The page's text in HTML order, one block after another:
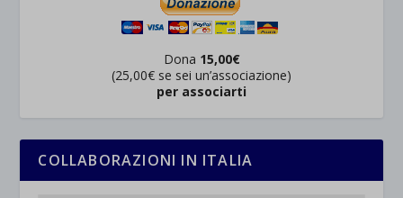
Dona 15,00€
(25,00€ se sei un’associazione)
per associarti
COLLABORAZIONI IN ITALIA